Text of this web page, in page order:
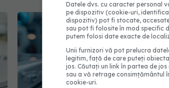
Datele dvs. cu caracter personal
pe dispozitiv (cookie-uri,
dispozitiv) pot fi stocate,
sau pot fi folosite în mod specific
putem folosi date exacte de
Unii furnizori vă pot prelucra
legitim, față de care puteți
jos. Căutați un link în partea de
sau a vă retrage consimțământul
cookie-uri.